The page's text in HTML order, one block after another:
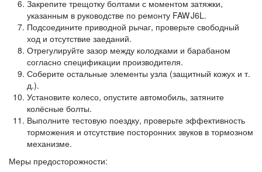
Закрепите трещотку болтами с моментом затяжки,
указанным в руководстве по ремонту FAW J6L.
Подсоедините приводной рычаг, проверьте свободный
ход и отсутствие заеданий.
Отрегулируйте зазор между колодками и барабаном
согласно спецификации производителя.
Соберите остальные элементы узла (защитный кожух и т.
д.).
Установите колесо, опустите автомобиль, затяните
колёсные болты.
Выполните тестовую поездку, проверьте эффективность
торможения и отсутствие посторонних звуков в тормозном
механизме.
Меры предосторожности: